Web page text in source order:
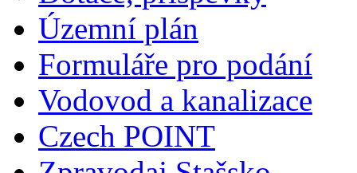
Územní plán
Formuláře pro podání
Vodovod a kanalizace
Czech POINT